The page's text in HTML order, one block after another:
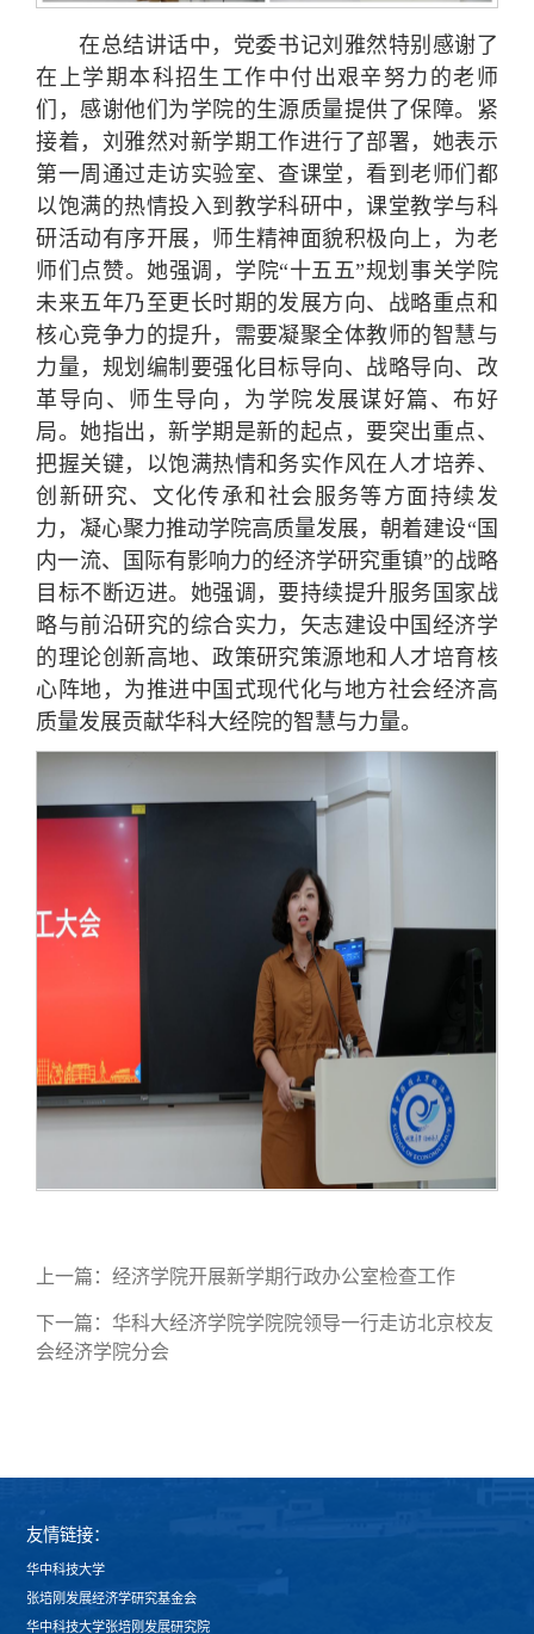
在总结讲话中，党委书记刘雅然特别感谢了
在上学期本科招生工作中付出艰辛努力的老师
们，感谢他们为学院的生源质量提供了保障。紧
接着，刘雅然对新学期工作进行了部署，她表示
第一周通过走访实验室、查课堂，看到老师们都
以饱满的热情投入到教学科研中，课堂教学与科
研活动有序开展，师生精神面貌积极向上，为老
师们点赞。她强调，学院“十五五”规划事关学院
未来五年乃至更长时期的发展方向、战略重点和
核心竞争力的提升，需要凝聚全体教师的智慧与
力量，规划编制要强化目标导向、战略导向、改
革导向、师生导向，为学院发展谋好篇、布好
局。她指出，新学期是新的起点，要突出重点、
把握关键，以饱满热情和务实作风在人才培养、
创新研究、文化传承和社会服务等方面持续发
力，凝心聚力推动学院高质量发展，朝着建设“国
内一流、国际有影响力的经济学研究重镇”的战略
目标不断迈进。她强调，要持续提升服务国家战
略与前沿研究的综合实力，矢志建设中国经济学
的理论创新高地、政策研究策源地和人才培育核
心阵地，为推进中国式现代化与地方社会经济高
质量发展贡献华科大经院的智慧与力量。
上一篇：经济学院开展新学期行政办公室检查工作
下一篇：华科大经济学院学院院领导一行走访北京校友
会经济学院分会
友情链接：
华中科技大学
张培刚发展经济学研究基金会
华中科技大学张培刚发展研究院